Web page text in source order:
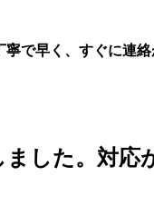
で早く、すぐに連絡
した。対応